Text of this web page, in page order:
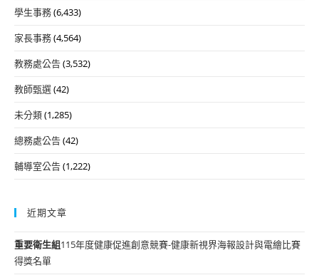
學生事務(6,433)
家長事務(4,564)
教務處公告(3,532)
教師甄選(42)
未分類(1,285)
總務處公告(42)
輔導室公告(1,222)
近期文章
重要衛生組115年度健康促進創意競賽-健康新視界海報設計與電繪比賽
得獎名單